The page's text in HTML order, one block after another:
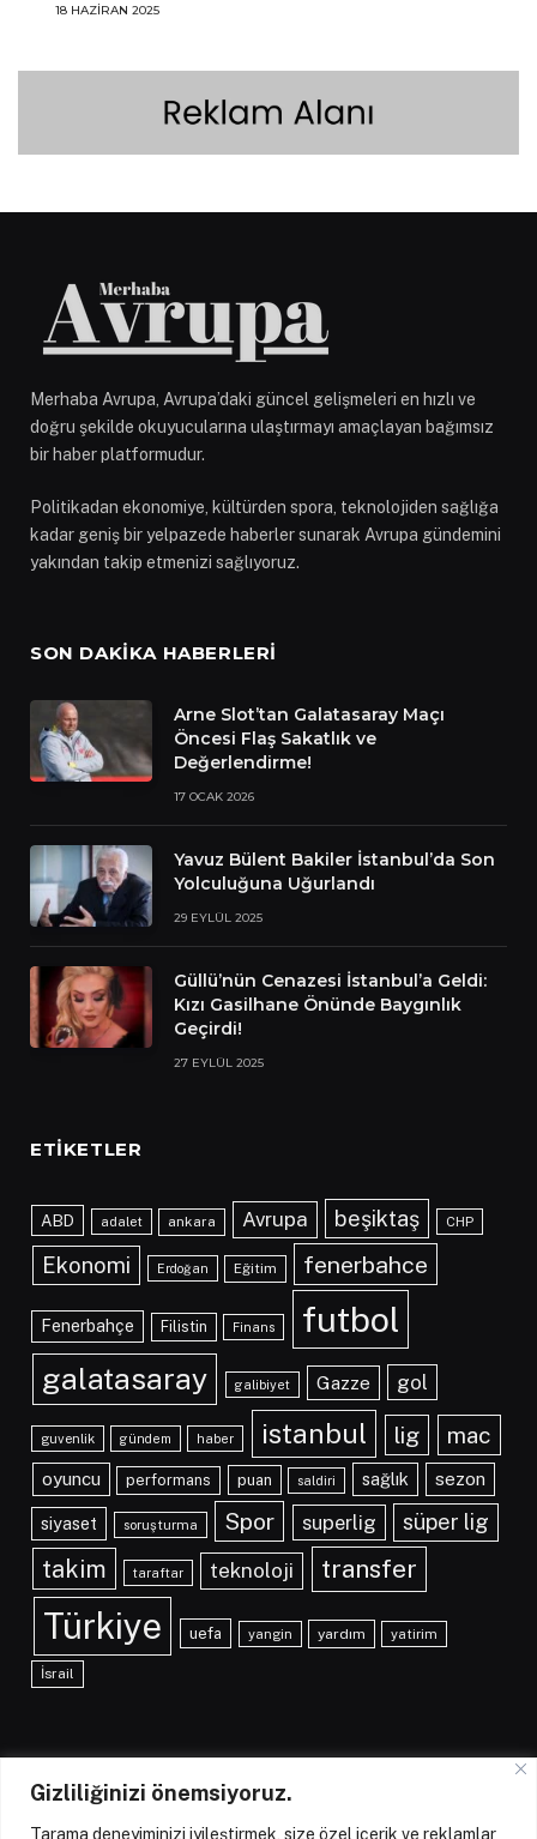
Gizliliğinizi önemsiyoruz.
Tarama deneyiminizi iyileştirmek, size özel içerik ve reklamlar
18 HAZIRAN 2025
Merhaba Avrupa, Avrupa’daki güncel gelişmeleri en hızlı ve
doğru şekilde okuyucularına ulaştırmayı amaçlayan bağımsız
bir haber platformudur.
Politikadan ekonomiye, kültürden spora, teknolojiden sağlığa
kadar geniş bir yelpazede haberler sunarak Avrupa gündemini
yakından takip etmenizi sağlıyoruz.
SON DAKIKA HABERLERI
Arne Slot’tan Galatasaray Maçı
Öncesi Flaş Sakatlık ve
Değerlendirme!
17 OCAK 2026
Yavuz Bülent Bakiler İstanbul’da Son
Yolculuğuna Uğurlandı
29 EYLÜL 2025
Güllü’nün Cenazesi İstanbul’a Geldi:
Kızı Gasilhane Önünde Baygınlık
Geçirdi!
27 EYLÜL 2025
ETIKETLER
ABD adalet ankara Avrupa beşiktaş CHP
Ekonomi Erdoğan Eğitim fenerbahce
Fenerbahçe Filistin Finans futbol
galatasaray galibiyet Gazze gol
guvenlik gündem haber istanbul lig mac
oyuncu performans puan saldiri sağlık sezon
siyaset soruşturma Spor superlig süper lig
takim taraftar teknoloji transfer
Türkiye uefa yangin yardım yatirim
İsrail